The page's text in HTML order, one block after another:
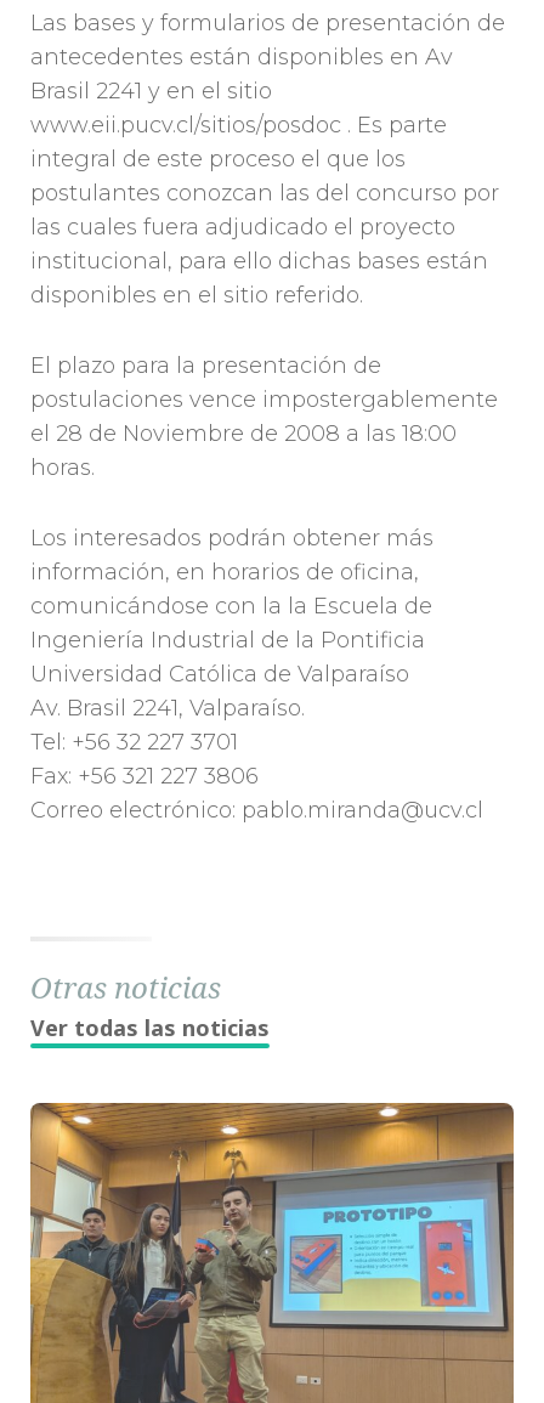
Las bases y formularios de presentación de
antecedentes están disponibles en Av
Brasil 2241 y en el sitio
www.eii.pucv.cl/sitios/posdoc . Es parte
integral de este proceso el que los
postulantes conozcan las del concurso por
las cuales fuera adjudicado el proyecto
institucional, para ello dichas bases están
disponibles en el sitio referido.
El plazo para la presentación de
postulaciones vence impostergablemente
el 28 de Noviembre de 2008 a las 18:00
horas.
Los interesados podrán obtener más
información, en horarios de oficina,
comunicándose con la la Escuela de
Ingeniería Industrial de la Pontificia
Universidad Católica de Valparaíso
Av. Brasil 2241, Valparaíso.
Tel: +56 32 227 3701
Fax: +56 321 227 3806
Correo electrónico: pablo.miranda@ucv.cl
Otras noticias
Ver todas las noticias